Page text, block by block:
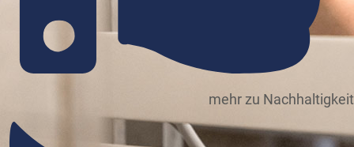
mehr zu Nachhaltigkeit